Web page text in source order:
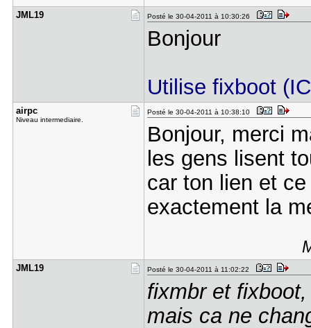
JML19 Posté le 30-04-2011 à 10:30:26
Bonjour
Utilise fixboot
airpc
Niveau intermediaire.
Posté le 30-04-2011 à 10:38:10
Bonjour, merci
les gens lisent
car ton lien et
exactement la
JML19 Posté le 30-04-2011 à 11:02:22
fixmbr et
mais ca ne